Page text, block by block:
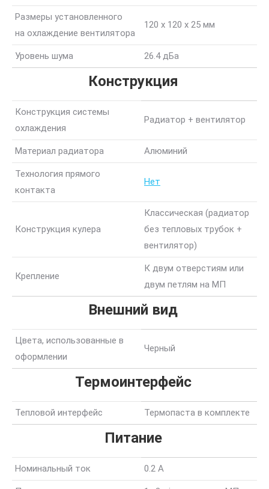
Размеры установленного
на охлаждение вентилятора
120 x 120 x 25 мм
Уровень шума 26.4 дБа
Конструкция
Конструкция системы
охлаждения
Радиатор + вентилятор
Материал радиатора Алюминий
Технология прямого
контакта
Нет
Конструкция кулера
Классическая (радиатор
без тепловых трубок +
вентилятор)
Крепление
К двум отверстиям или
двум петлям на МП
Внешний вид
Цвета, использованные в
оформлении
Черный
Термоинтерфейс
Тепловой интерфейс Термопаста в комплекте
Питание
Номинальный ток 0.2 А